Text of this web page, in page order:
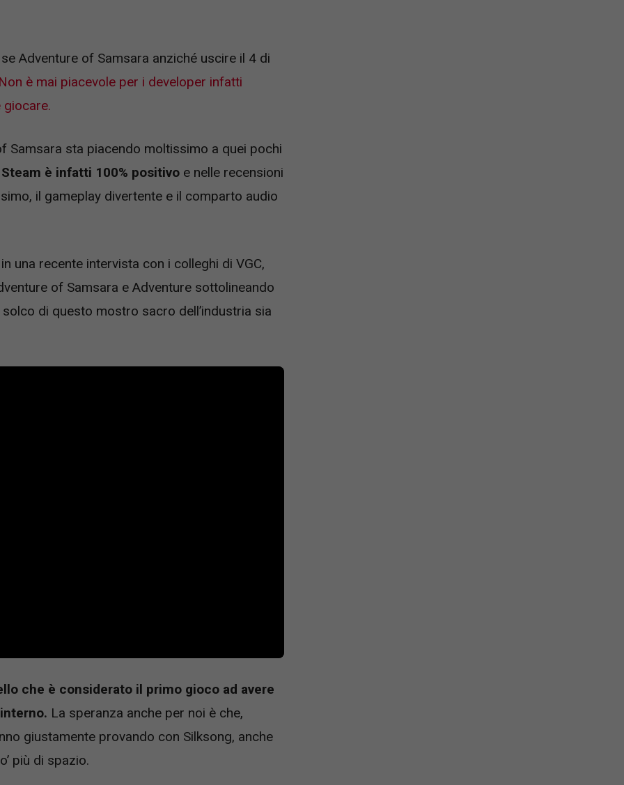
Adventure of Samsara anziché uscire il 4 di
Non è mai piacevole per i developer infatti
Samsara sta piacendo moltissimo a quei pochi
è infatti 100% positivo e nelle recensioni
il gameplay divertente e il comparto audio
una recente intervista con i colleghi di VGC,
of Samsara e Adventure sottolineando
di questo mostro sacro dell’industria sia
che è considerato il primo gioco ad avere
La speranza anche per noi è che,
giustamente provando con Silksong, anche
più di spazio.